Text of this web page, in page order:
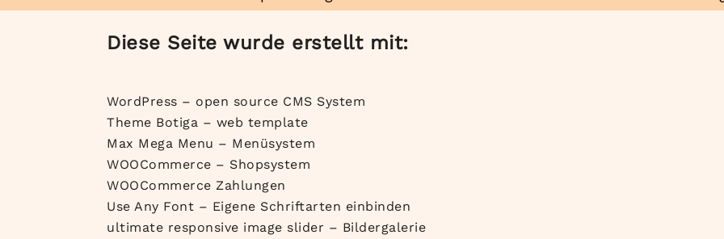
Diese Seite wurde erstellt mit:
WordPress – open source CMS System
Theme Botiga – web template
Max Mega Menu – Menüsystem
WOOCommerce – Shopsystem
WOOCommerce Zahlungen
Use Any Font – Eigene Schriftarten einbinden
ultimate responsive image slider – Bildergalerie